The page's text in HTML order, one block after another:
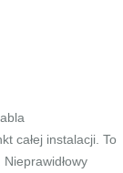
całej instalacji. To